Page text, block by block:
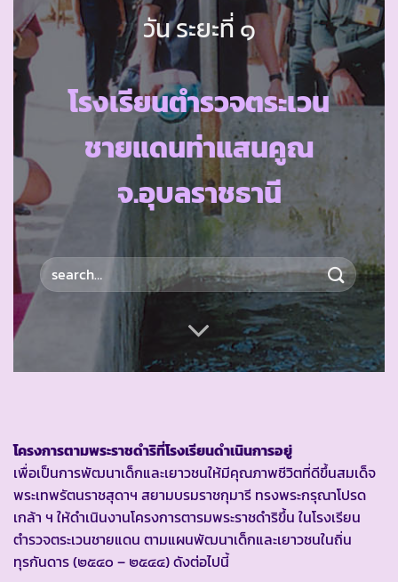
วัน ระยะที่ ๑
โรงเรียนตำรวจตระเวน
ชายแดนท่าแสนคูณ
จ.อุบลราชธานี
โครงการตามพระราชดำริที่โรงเรียนดำเนินการอยู่
เพื่อเป็นการพัฒนาเด็กและเยาวชนให้มีคุณภาพชีวิตที่ดีขึ้นสมเด็จ
พระเทพรัตนราชสุดาฯ สยามบรมราชกุมารี ทรงพระกรุณาโปรด
เกล้า ฯ ให้ดำเนินงานโครงการตารมพระราชดำริขึ้น ในโรงเรียน
ตำรวจตระเวนชายแดน ตามแผนพัฒนาเด็กและเยาวชนในถิ่น
ทุรกันดาร (๒๕๔๐ – ๒๕๔๔) ดังต่อไปนี้